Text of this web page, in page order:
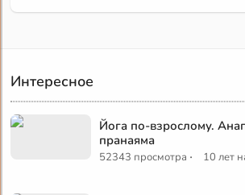
Интересное
Йога по-взрослому.
пранаяма
52343 просмотра · 10 лет